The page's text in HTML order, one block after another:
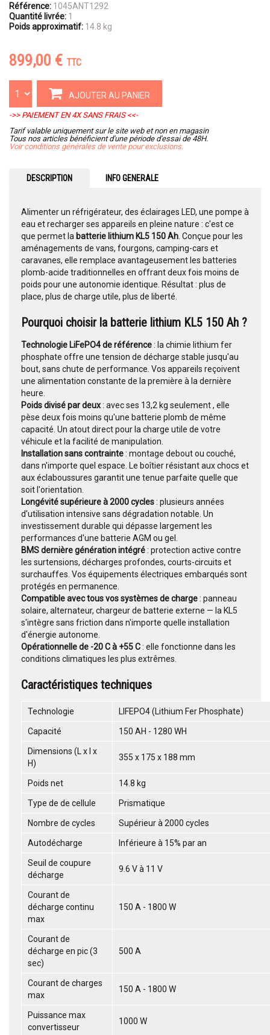
Référence: 1045ANT1292
Quantité livrée: 1
Poids approximatif: 14.8 kg
899,00 € TTC
AJOUTER AU PANIER
->> PAIEMENT EN 4X SANS FRAIS <<-
Tarif valable uniquement sur le site web et non en magasin
Tous nos articles bénéficient d'une période d'essai de 48H.
Voir conditions générales de vente pour exclusions.
DESCRIPTION INFO GENERALE
Alimenter un réfrigérateur, des éclairages LED, une pompe à
eau et recharger ses appareils en pleine nature : c'est ce
que permet la batterie lithium KL5 150 Ah . Conçue pour les
aménagements de vans, fourgons, camping-cars et
caravanes, elle remplace avantageusement les batteries
plomb-acide traditionnelles en offrant deux fois moins de
poids pour une autonomie identique. Résultat : plus de
place, plus de charge utile, plus de liberté.
Pourquoi choisir la batterie lithium KL5 150 Ah ?
Technologie LiFePO4 de référence: la chimie lithium fer
phosphate offre une tension de décharge stable jusqu'au
bout, sans chute de performance. Vos appareils reçoivent
une alimentation constante de la première à la dernière
heure.
Poids divisé par deux: avec ses 13,2 kg seulement , elle
pèse deux fois moins qu'une batterie plomb de même
capacité. Un atout direct pour la charge utile de votre
véhicule et la facilité de manipulation.
Installation sans contrainte: montage debout ou couché,
dans n'importe quel espace. Le boîtier résistant aux chocs et
aux éclaboussures garantit une tenue parfaite quelle que
soit l'orientation.
Longévité supérieure à 2000 cycles: plusieurs années
d'utilisation intensive sans dégradation notable. Un
investissement durable qui dépasse largement les
performances d'une batterie AGM ou gel.
BMS dernière génération intégré: protection active contre
les surtensions, décharges profondes, courts-circuits et
surchauffes. Vos équipements électriques embarqués sont
protégés en permanence.
Compatible avec tous vos systèmes de charge: panneau
solaire, alternateur, chargeur de batterie externe — la KL5
s'intègre sans friction dans n'importe quelle installation
d'énergie autonome.
Opérationnelle de -20 C à +55 C: elle fonctionne dans les
conditions climatiques les plus extrêmes.
Caractéristiques techniques
Technologie LIFEPO4 (Lithium Fer Phosphate)
Capacité 150 AH - 1280 WH
Dimensions (L x l x
H)
355 x 175 x 188 mm
Poids net 14.8 kg
Type de de cellule Prismatique
Nombre de cycles Supérieur à 2000 cycles
Autodécharge Inférieure à 15% par an
Seuil de coupure
décharge
9.6 V à 11 V
Courant de
décharge continu
max
150 A - 1800 W
Courant de
décharge en pic (3
sec)
500 A
Courant de charges
max
150 A - 1800 W
Puissance max
convertisseur
1000 W